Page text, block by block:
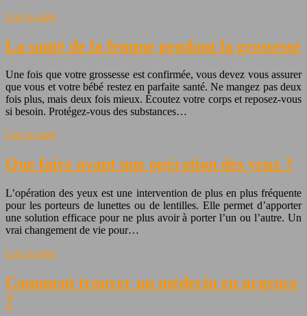
Lire la suite
La santé de la femme pendant la grossesse
Une fois que votre grossesse est confirmée, vous devez vous assurer
que vous et votre bébé restez en parfaite santé. Ne mangez pas deux
fois plus, mais deux fois mieux. Écoutez votre corps et reposez-vous
si besoin. Protégez-vous des substances…
Lire la suite
Que faire avant une opération des yeux ?
L’opération des yeux est une intervention de plus en plus fréquente
pour les porteurs de lunettes ou de lentilles. Elle permet d’apporter
une solution efficace pour ne plus avoir à porter l’un ou l’autre. Un
vrai changement de vie pour…
Lire la suite
Comment trouver un médecin en urgence
?